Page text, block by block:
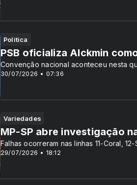
Politica
30/07/2026 • 07:36
PSB oficializa Alckmin
Convenção nacional aconteceu nesta
Variedades
29/07/2026 • 18:12
MP-SP abre investigação
Falhas ocorreram nas linhas 11-Coral,